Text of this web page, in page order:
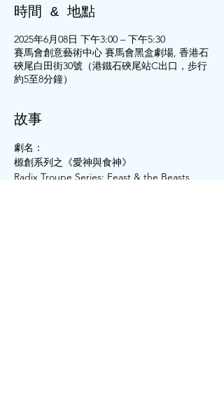
時間 & 地點
2025年6月08日 下午3:00 – 下午5:30
賽馬會創意藝術中心 賽馬會黑盒劇場, 香港石
硤尾白田街30號（港鐵石硤尾站C出口，步行
約5至8分鐘）
故事
劇名：
榞創系列之《愛神與食神》
Radix Troupe Series: Feast & the Beasts